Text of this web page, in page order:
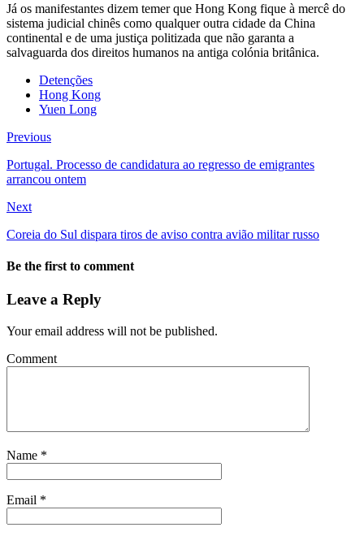
Já os manifestantes dizem temer que Hong Kong fique à mercê do
sistema judicial chinês como qualquer outra cidade da China
continental e de uma justiça politizada que não garanta a
salvaguarda dos direitos humanos na antiga colónia britânica.
Detenções
Hong Kong
Yuen Long
Previous
Portugal. Processo de candidatura ao regresso de emigrantes
arrancou ontem
Next
Coreia do Sul dispara tiros de aviso contra avião militar russo
Be the first to comment
Leave a Reply
Your email address will not be published.
Comment
Name *
Email *